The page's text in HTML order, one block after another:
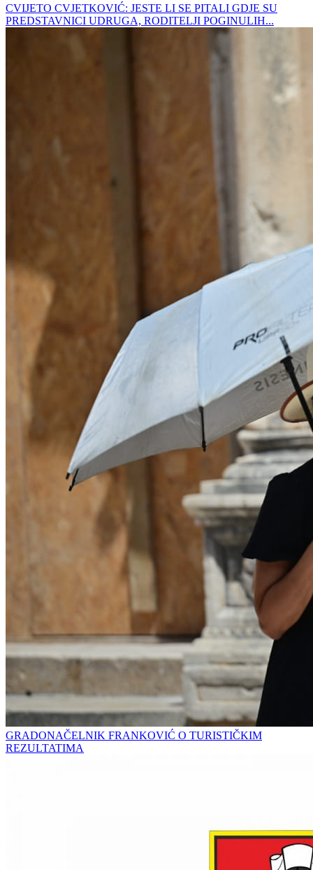
CVIJETO CVJETKOVIĆ: JESTE LI SE PITALI GDJE SU
PREDSTAVNICI UDRUGA, RODITELJI POGINULIH...
GRADONAČELNIK FRANKOVIĆ O TURISTIČKIM
REZULTATIMA